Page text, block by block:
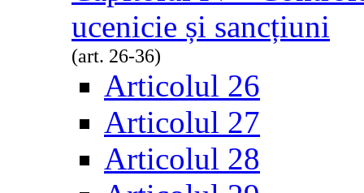
ucenicie și sancțiuni
(art. 26-36)
Articolul 26
Articolul 27
Articolul 28